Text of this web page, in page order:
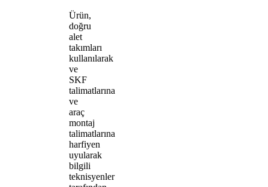
Ürün,
doğru
alet
takımları
kullanılarak
ve
SKF
talimatlarına
ve
araç
montaj
talimatlarına
harfiyen
uyularak
bilgili
teknisyenler